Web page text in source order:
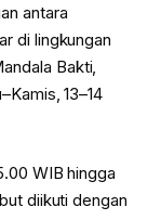
antara
di lingkungan
Bakti,
13–14
WIB hingga
diikuti dengan